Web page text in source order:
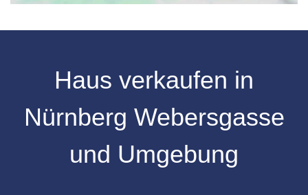
Haus verkaufen in
Nürnberg Webersgasse
und Umgebung